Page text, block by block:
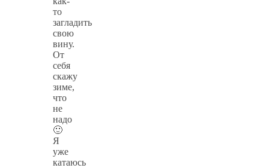
то
загладить
свою
вину.
От
себя
скажу
зиме,
что
не
надо
🙂
Я
уже
катаюсь